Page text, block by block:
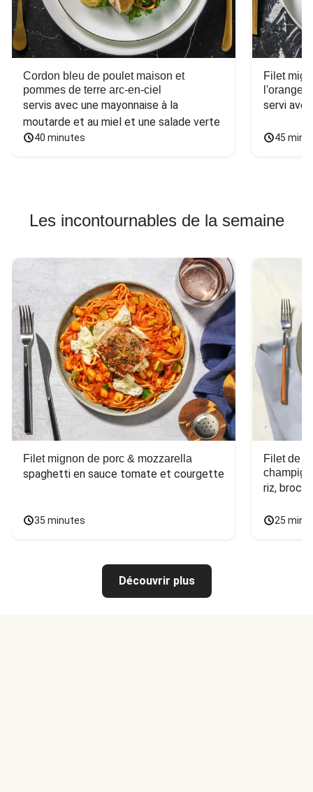
Cordon bleu de poulet maison et
pommes de terre arc-en-ciel
servis avec une mayonnaise à la
moutarde et au miel et une salade verte
40 minutes
Filet
l'orange
servi
45
Les incontournables de la semaine
Filet mignon de porc & mozzarella
spaghetti en sauce tomate et courgette
35 minutes
Filet de
riz,
25
Découvrir plus